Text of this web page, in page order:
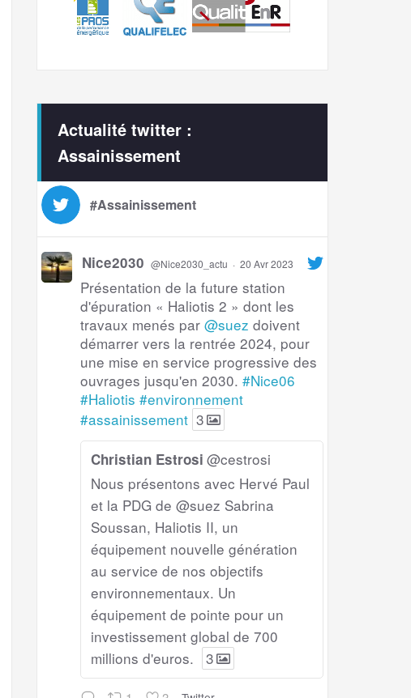
Actualité twitter :
Assainissement
#Assainissement
Nice2030 @Nice2030_actu · 20 Avr 2023
Présentation de la future station
d'épuration « Haliotis 2 » dont les
travaux menés par @suez doivent
démarrer vers la rentrée 2024, pour
une mise en service progressive des
ouvrages jusqu'en 2030. #Nice06
#Haliotis #environnement
#assainissement 3
Christian Estrosi @cestrosi
Nous présentons avec Hervé Paul
et la PDG de @suez Sabrina
Soussan, Haliotis II, un
équipement nouvelle génération
au service de nos objectifs
environnementaux. Un
équipement de pointe pour un
investissement global de 700
millions d'euros.
3